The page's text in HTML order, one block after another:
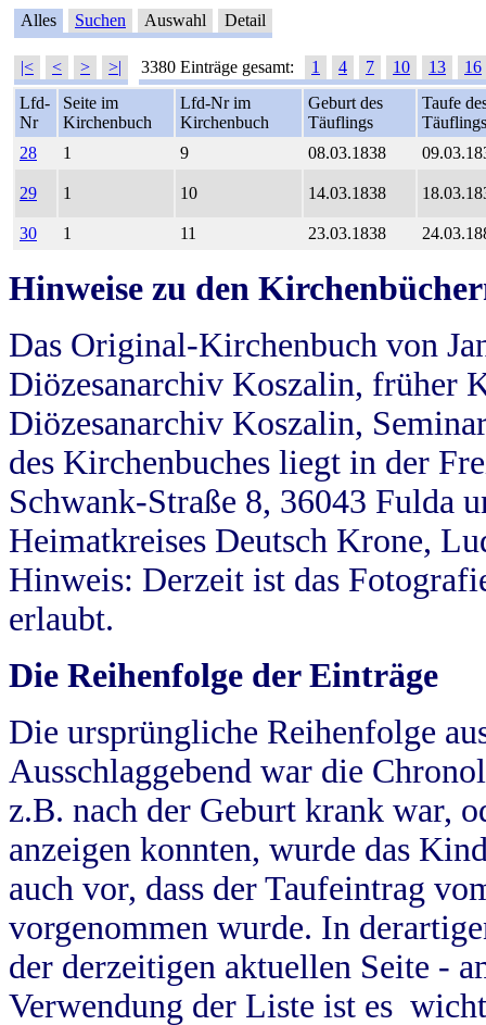
Alles Suchen Auswahl Detail
|< < > >| 3380 Einträge gesamt: 1 4 7 10 13
16
Lfd-
Nr
Seite im
Kirchenbuch
Lfd-Nr im
Kirchenbuch
Geburt des
Täuflings
Taufe
Täuflings
28
1 9 08.03.1838
29 1 10 14.03.1838
30 1 11 23.03.1838
Hinweise zu den
Das Original-Kirchenbuch von
Diözesanarchiv Koszalin, früher
Diözesanarchiv Koszalin,
des Kirchenbuches liegt in der
Schwank-Straße 8, 36043 Fulda
Heimatkreises Deutsch Krone,
Hinweis: Derzeit ist das
erlaubt.
Die Reihenfolge der Einträge
Die ursprüngliche Reihenfolge
Ausschlaggebend war die
z.B. nach der Geburt krank war,
anzeigen konnten, wurde das
auch vor, dass der Taufeintrag
vorgenommen wurde. In
der derzeitigen aktuellen Seite -
Verwendung der Liste ist es